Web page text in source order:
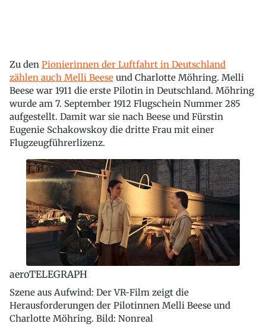
Zu den Pionierinnen der Luftfahrt in Deutschland
zählen auch Melli Beese und Charlotte Möhring. Melli
Beese war 1911 die erste Pilotin in Deutschland. Möhring
wurde am 7. September 1912 Flugschein Nummer 285
aufgestellt. Damit war sie nach Beese und Fürstin
Eugenie Schakowskoy die dritte Frau mit einer
Flugzeugführerlizenz.
aeroTELEGRAPH
Szene aus Aufwind: Der VR-Film zeigt die
Herausforderungen der Pilotinnen Melli Beese und
Charlotte Möhring. Bild: Nonreal